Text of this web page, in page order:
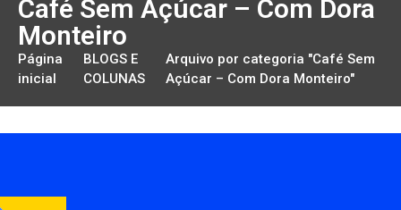
Café Sem Açúcar – Com Dora
Monteiro
Página
inicial
BLOGS E
COLUNAS
Arquivo por categoria "Café Sem
Açúcar – Com Dora Monteiro"